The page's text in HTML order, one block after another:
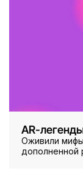
AR-
Оживили
дополненной